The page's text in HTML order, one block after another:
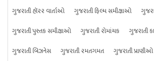
ગુજરાતી હૉરર વાર્તાઓ
ગુજરાતી ફિલ્મ સમીક્ષાઓ
ગુજરાતી પુસ્તક સમીક્ષાઓ
ગુજરાતી રોમાંચક
ગુજરાતી
ગુજરાતી બિઝનેસ
ગુજરાતી રમતગમત
ગુજરાતી પ્રાણીઓ